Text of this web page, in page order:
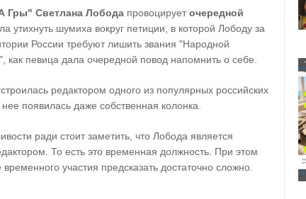
Гры" Светлана Лобода провоцируеточередной
утихнуть шумиха вокруг петиции, в которой Лободу за
России требуют лишить звания "Народной
как певица дала очередной повод напомнить о себе.
редактором одного из популярных российских
нее появилась даже собственная колонка.
ради стоит заметить, что Лобода является
То есть это временная должность. При этом
участия предсказать достаточно сложно.